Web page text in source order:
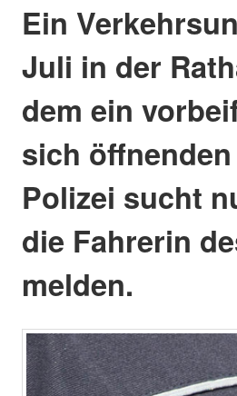
Ein
Juli in der
dem ein
sich
Polizei sucht
die Fahrerin
melden.